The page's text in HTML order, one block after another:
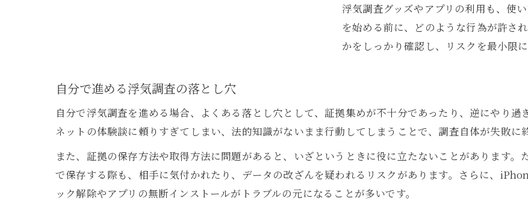
自分でできる浮気調査と限界比較表
浮気調査の自力調査で得られる証拠
費用を抑えて浮気調査を成功させるコツ
自分でできる浮気調査のコストダウン術
浮気調査グッズ活用で費用を抑える方法
浮気調査グッズやアプリの利用も、使
を始める前に、どのような行為が許さ
かをしっかり確認し、リスクを最小限
自分で進める浮気調査の落とし穴
自分で浮気調査を進める場合、よくある落とし穴として、証拠集めが不十分であったり、逆にやり
ネットの体験談に頼りすぎてしまい、法的知識がないまま行動してしまうことで、調査自体が失敗に
また、証拠の保存方法や取得方法に問題があると、いざというときに役に立たないことがあります
で保存する際も、相手に気付かれたり、データの改ざんを疑われるリスクがあります。さらに、
ック解除やアプリの無断インストールがトラブルの元になることが多いです。
お気軽にお問い合わせください
お気軽にお問い合わせください